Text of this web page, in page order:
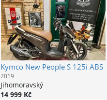
KymcoNew People S 125i ABS
2019
Jihomoravský
14 999 Kč